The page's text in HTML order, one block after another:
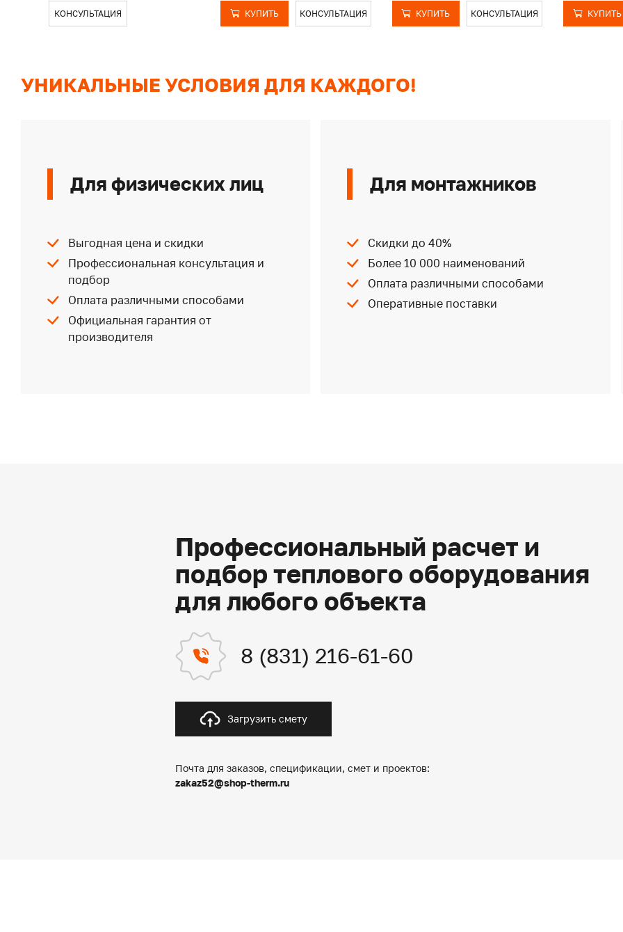
КОНСУЛЬТАЦИЯ КУПИТЬ КОНСУЛЬТАЦИЯ КУПИТЬ КОНСУЛЬТАЦИЯ КУПИТЬ
УНИКАЛЬНЫЕ УСЛОВИЯ ДЛЯ КАЖДОГО!
Для физических лиц
Выгодная цена и скидки
Профессиональная консультация и
подбор
Оплата различными способами
Официальная гарантия от
производителя
Для монтажников
Скидки до 40%
Более 10 000 наименований
Оплата различными способами
Оперативные поставки
Профессиональный расчет и
подбор теплового оборудования
для любого объекта
8 (831) 216-61-60
Загрузить смету
Почта для заказов, спецификации, смет и проектов:
zakaz52@shop-therm.ru